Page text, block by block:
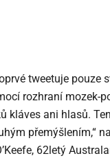
tweetuje pouze
rozhraní mozek-
kláves ani hlasů.
přemýšlením,“
62letý